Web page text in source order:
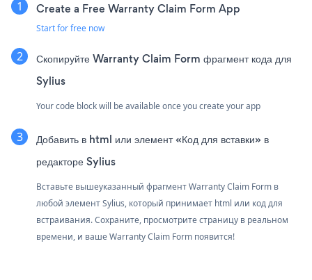
Create a Free Warranty Claim Form App
Start for free now
Скопируйте Warranty Claim Form фрагмент кода для
Sylius
Your code block will be available once you create your app
Добавить в html или элемент «Код для вставки» в
редакторе Sylius
Вставьте вышеуказанный фрагмент Warranty Claim Form в
любой элемент Sylius, который принимает html или код для
встраивания. Сохраните, просмотрите страницу в реальном
времени, и ваше Warranty Claim Form появится!